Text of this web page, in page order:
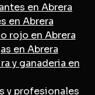
en Abrera
en Abrera
rojo en Abrera
en Abrera
y ganaderia en
y profesionales